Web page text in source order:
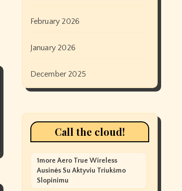
February 2026
January 2026
December 2025
Call the cloud!
1more Aero True Wireless
Ausinės Su Aktyviu Triukšmo
Slopinimu